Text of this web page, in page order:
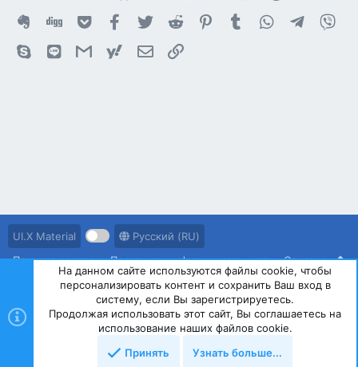
EvernoteDigg GetpocketFacebook
Twitter Reddit PinterestTumblr WhatsAppTelegram
Skype Line GmailyahoomailЭлектронная почта
UI.X Material
Русский (RU)
Правила ресурса
Политика конфиденциальности Справка
Community platform by XenForo © 2010-2023 XenForo Ltd.
На данном сайте используются файлы cookie, чтобы
персонализировать контент и сохранить Ваш вход в
систему, если Вы зарегистрируетесь.
Продолжая использовать этот сайт, Вы соглашаетесь на
использование наших файлов cookie.
Принять
Узнать больше...